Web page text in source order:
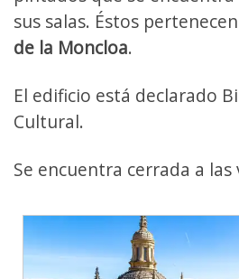
sus salas. Éstos
de la Moncloa.
El edificio está declarado
Cultural.
Se encuentra cerrada a las